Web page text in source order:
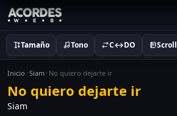
Tamaño Tono C↔DO Scroll
Inicio Siam No quiero dejarte ir
No quiero dejarte ir
Siam